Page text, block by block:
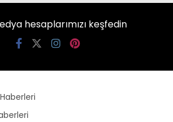
hesaplarımızı keşfedin